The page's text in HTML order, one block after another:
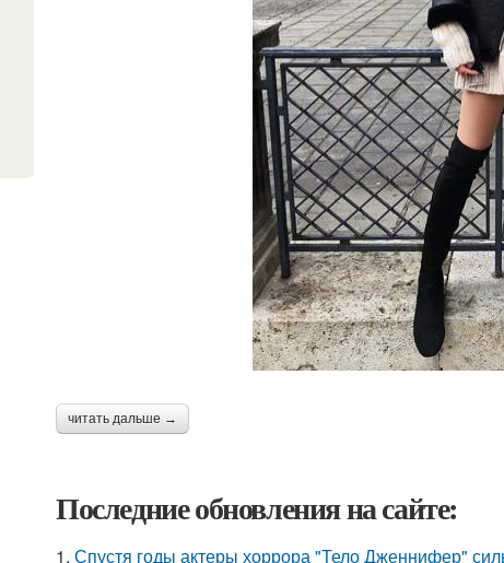
читать дальше →
Последние обновления на сайте:
1. Спустя годы актеры хоррора "Тело Дженнифер"